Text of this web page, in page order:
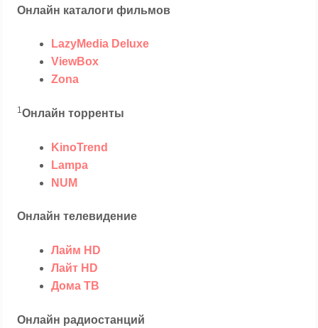
Онлайн каталоги фильмов
LazyMedia Deluxe
ViewBox
Zona
1Онлайн торренты
KinoTrend
Lampa
NUM
Онлайн телевидение
Лайм HD
Лайт HD
Дома ТВ
Онлайн радиостанций